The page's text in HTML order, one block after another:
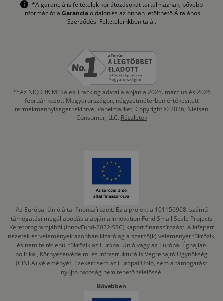
*A garanciális feltételek korlátozásokat tartalmaznak, bővebb
információt a Garanciaoldalon és az onnan letölthető Általános
Szerződési Feltételeinkben talál.
**Az NIQ GfK MI Sales Tracking adatai alapján a 2025. március és 2026
február között Magyarországon, négyzetméterben értékesített
termékmennyiséget tekintve, Panelmarket, Copyright © 2026, Nielsen
Consumer, LLC. Részletek
Az Európai Unió által finanszírozott. Ez a projekt a 101156968. számú
támogatási megállapodás alapján a Innovation Fund Small Scale Projects
Keretprogramjából (InnovFund-2022-SSC) kapott finanszírozást. A kifejtett
nézetek és vélemények azonban kizárólag a szerző(k) véleményét tükrözik,
és nem feltétlenül tükrözik az Európai Unió vagy az Európai Éghajlat-
politikai, Környezetvédelmi és Infrastrukturális Végrehajtó Ügynökség
(CINEA) véleményét. Ezekért sem az Európai Unió, sem a támogatást
nyújtó hatóság nem tehető felelőssé.
Bővebben